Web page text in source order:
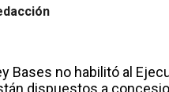
Bases no habilitó al
dispuestos a